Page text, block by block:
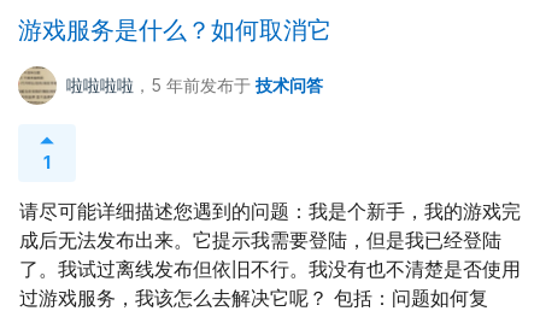
游戏服务是什么？如何取消它
啦啦啦啦 ，5 年前发布于 技术问答
1
请尽可能详细描述您遇到的问题：我是个新手，我的游戏完
成后无法发布出来。它提示我需要登陆，但是我已经登陆
了。我试过离线发布但依旧不行。我没有也不清楚是否使用
过游戏服务，我该怎么去解决它呢？ 包括：问题如何复